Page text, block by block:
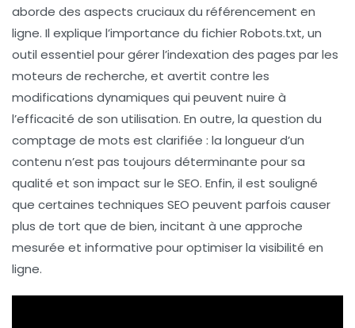
aborde des aspects cruciaux du référencement en
ligne. Il explique l’importance du fichier Robots.txt, un
outil essentiel pour gérer l’indexation des pages par les
moteurs de recherche, et avertit contre les
modifications dynamiques qui peuvent nuire à
l’efficacité de son utilisation. En outre, la question du
comptage de mots est clarifiée : la longueur d’un
contenu n’est pas toujours déterminante pour sa
qualité et son impact sur le SEO. Enfin, il est souligné
que certaines techniques SEO peuvent parfois causer
plus de tort que de bien, incitant à une approche
mesurée et informative pour optimiser la visibilité en
ligne.